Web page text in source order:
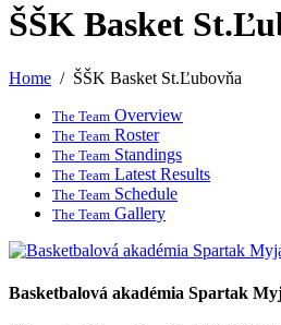
ŠŠK Basket
Home ŠŠK Basket St.Ľubovňa
The Team Overview
The Team Roster
The Team Standings
The Team Latest Results
The Team Schedule
The Team Gallery
Basketbalová akadémia Spartak